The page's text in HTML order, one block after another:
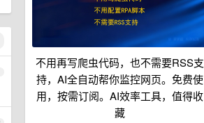
不用再写爬虫代码，也不需要RSS支
持，AI全自动帮你监控网页。免费使
用，按需订阅。AI效率工具，值得收
藏